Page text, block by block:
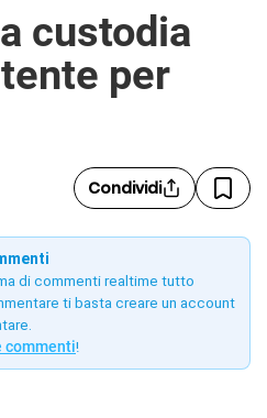
custodia
per
Condividi
di commenti realtime tutto
ti basta creare un account
commenti!